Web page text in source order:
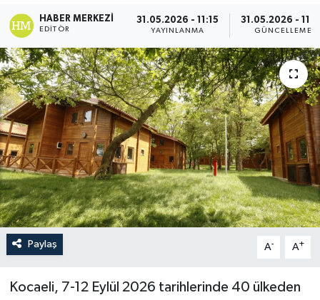
HABER MERKEZI
EDITÖR
31.05.2026 - 11:15
YAYINLANMA
31.05.2026 -
GÜNCELLEME
Paylaş A- A+
Kocaeli, 7-12 Eylül 2026 tarihlerinde 40 ülkeden